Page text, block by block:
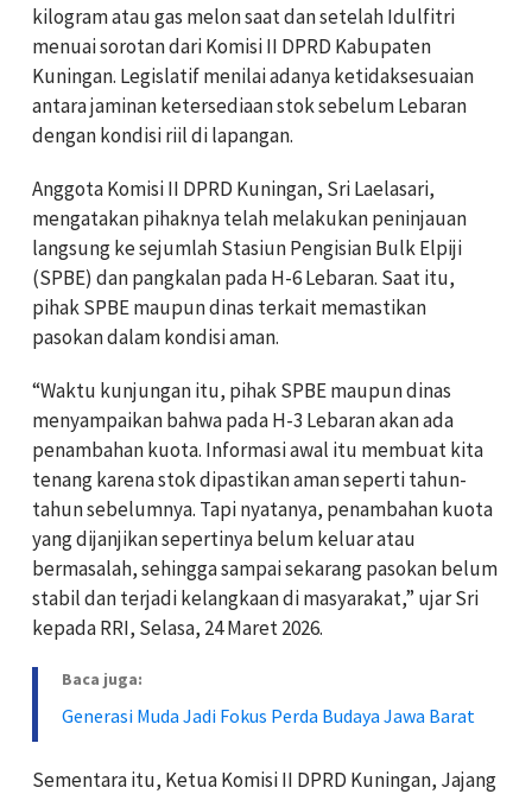
kilogram atau gas melon saat dan setelah Idulfitri
menuai sorotan dari Komisi II DPRD Kabupaten
Kuningan. Legislatif menilai adanya ketidaksesuaian
antara jaminan ketersediaan stok sebelum Lebaran
dengan kondisi riil di lapangan.
Anggota Komisi II DPRD Kuningan, Sri Laelasari,
mengatakan pihaknya telah melakukan peninjauan
langsung ke sejumlah Stasiun Pengisian Bulk Elpiji
(SPBE) dan pangkalan pada H-6 Lebaran. Saat itu,
pihak SPBE maupun dinas terkait memastikan
pasokan dalam kondisi aman.
“Waktu kunjungan itu, pihak SPBE maupun dinas
menyampaikan bahwa pada H-3 Lebaran akan ada
penambahan kuota. Informasi awal itu membuat kita
tenang karena stok dipastikan aman seperti tahun-
tahun sebelumnya. Tapi nyatanya, penambahan kuota
yang dijanjikan sepertinya belum keluar atau
bermasalah, sehingga sampai sekarang pasokan belum
stabil dan terjadi kelangkaan di masyarakat,” ujar Sri
kepada RRI, Selasa, 24 Maret 2026.
Baca juga:
Generasi Muda Jadi Fokus Perda Budaya Jawa Barat
Sementara itu, Ketua Komisi II DPRD Kuningan, Jajang